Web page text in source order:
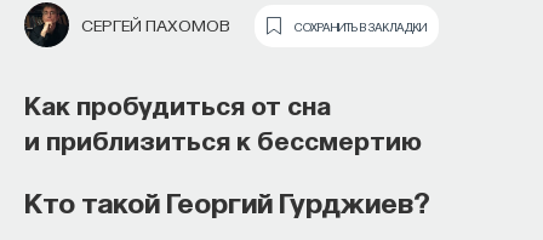
СЕРГЕЙ ПАХОМОВ СОХРАНИТЬ В ЗАКЛАДКИ
Как пробудиться от сна
и приблизиться к бессмертию
Кто такой Георгий Гурджиев?
Почти треть жизни мы тратим на сон,
но как он работает и можно ли его
приручить?